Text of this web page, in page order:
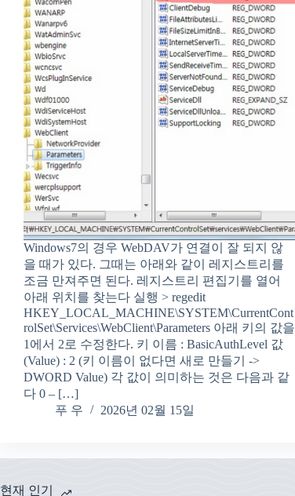
Windows7의 경우 WebDAV가 연결이 잘 되지 않
을 때가 있다. 그때는 아래와 같이 레지스트리를
조금 만져주면 된다. 레지스트리 편집기를 열어
아래 위치를 찾는다 실행 > regedit
HKEY_LOCAL_MACHINE\SYSTEM\CurrentCont
rolSet\Services\WebClient\Parameters 아래 키의 값을
1에서 2로 수정한다. 키 이름 : BasicAuthLevel 값
(Value) : 2 (키 이름이 없다면 새로 만들기 ->
DWORD Value) 각 값이 의미하는 것은 다음과 같
다 0 – […]
푸 우
2026년 02월 15일
현재 인기